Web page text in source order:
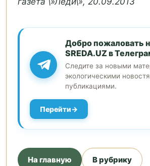
Добро пожаловать
SREDA.UZ в
Следите за новыми
экологическими
публикациями.
Перейти
На главную В рубрику